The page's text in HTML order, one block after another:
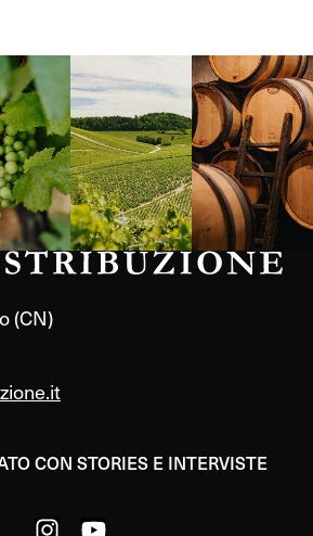
Borgogna,
Francia
Instagram
(CN)
CON STORIES E INTERVISTE